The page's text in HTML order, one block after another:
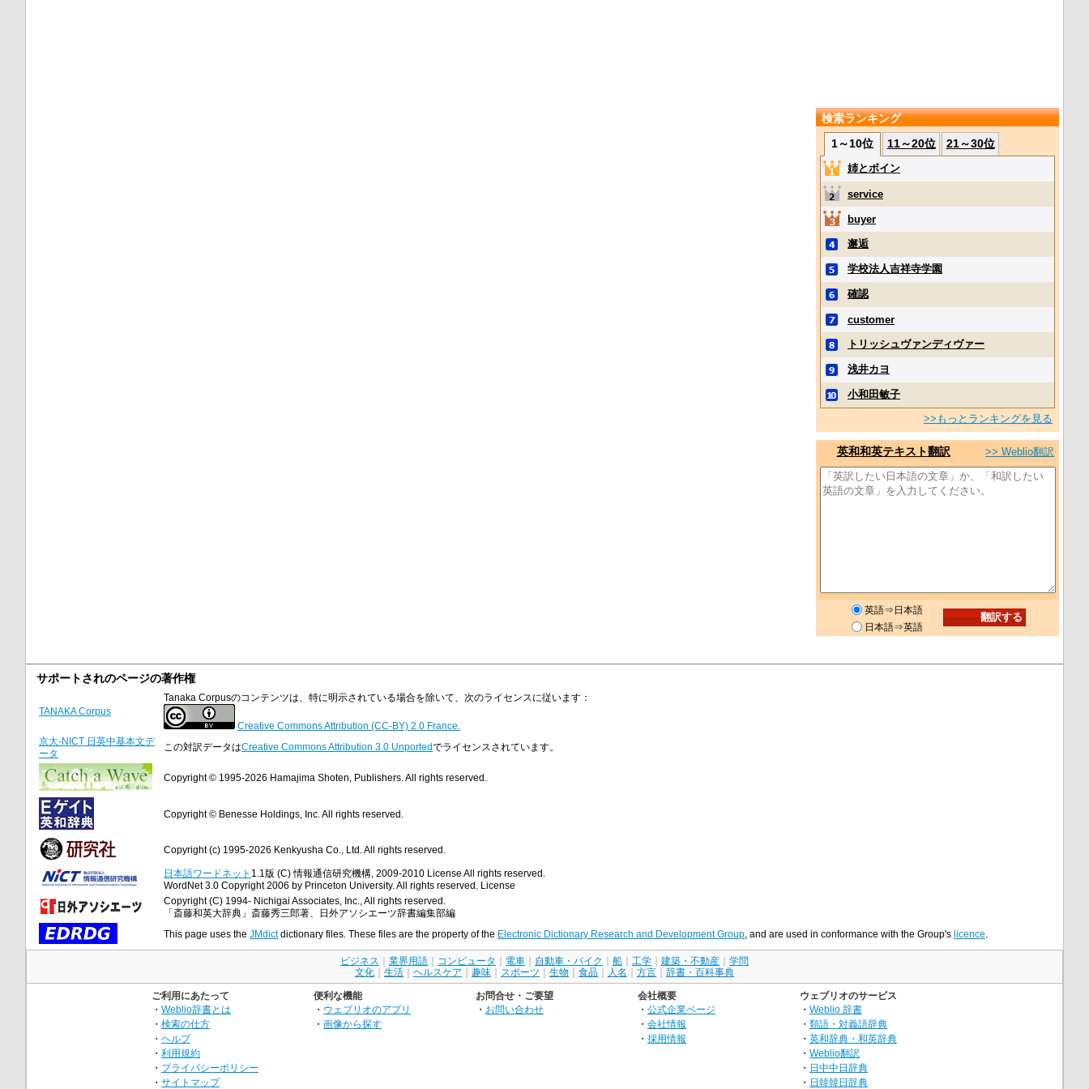
検索ランキング
1～10位
11～20位 21～30位
姉とボイン
service
buyer
邂逅
学校法人吉祥寺学園
確認
customer
トリッシュヴァンディヴァー
浅井カヨ
小和田敏子
>>もっとランキングを見る
英和和英テキスト翻訳 >> Weblio翻訳
英語⇒日本語
日本語⇒英語
サポートされのページの著作権
TANAKA Corpus
Tanaka Corpusのコンテンツは、特に明示されている場合を除いて、次のライセンスに従います：
Creative Commons Attribution (CC-BY) 2.0 France.
京大-NICT 日英中基本文デ
ータ
この対訳データはCreative Commons Attribution 3.0 Unportedでライセンスされています。
Copyright © 1995-2026 Hamajima Shoten, Publishers. All rights reserved.
Copyright © Benesse Holdings, Inc. All rights reserved.
Copyright (c) 1995-2026 Kenkyusha Co., Ltd. All rights reserved.
日本語ワードネット 1.1版 (C) 情報通信研究機構, 2009-2010 License All rights reserved.
WordNet 3.0 Copyright 2006 by Princeton University. All rights reserved. License
Copyright (C) 1994- Nichigai Associates, Inc., All rights reserved.
「斎藤和英大辞典」斎藤秀三郎著、日外アソシエーツ辞書編集部編
This page uses the JMdictdictionary files. These files are the property of the Electronic Dictionary Research and Development Group , and are used in conformance with the Group's licence
ビジネス 業界用語 コンピュータ 電車 自動車・バイク 船 工学 建築・不動産
学問
文化
生活 ヘルスケア 趣味 スポーツ 生物 食品 人名 方言 辞書・百科事典
ご利用にあたって
・ Weblio辞書とは
・ 検索の仕方
・ ヘルプ
・ 利用規約
・ プライバシーポリシー
・ サイトマップ
便利な機能
・ ウェブリオのアプリ
・ 画像から探す
お問合せ・ご要望
・ お問い合わせ
会社概要
・ 公式企業ページ
・ 会社情報
・ 採用情報
ウェブリオのサービス
・ Weblio 辞書
・ 類語・対義語辞典
・ 英和辞典・和英辞典
・ Weblio翻訳
・ 日中中日辞典
・ 日韓韓日辞典